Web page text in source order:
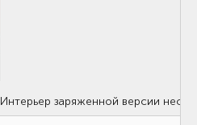
Интерьер заряженной версии